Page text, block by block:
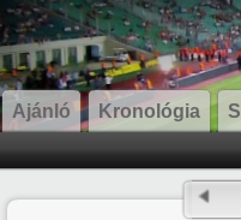
Ajánló Kronológia